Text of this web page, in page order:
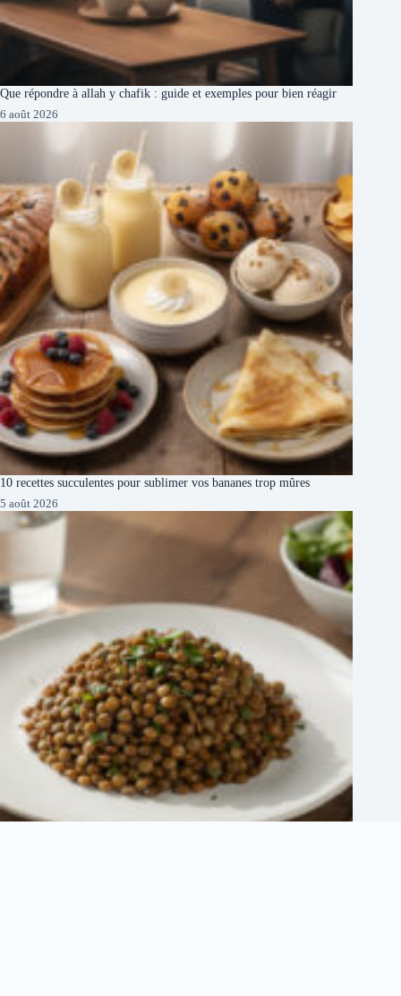
Que répondre à allah y chafik : guide et exemples pour bien réagir
6 août 2026
10 recettes succulentes pour sublimer vos bananes trop mûres
5 août 2026